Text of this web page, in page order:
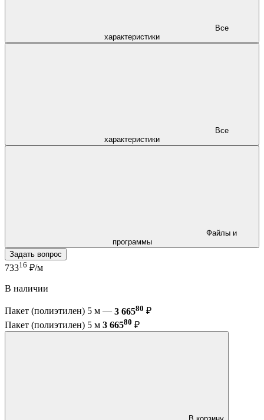
характеристики
характеристики
программы
Задать вопрос
73316 ₽/м
В наличии
Пакет (полиэтилен) 5 м — 3 66580 ₽
Пакет (полиэтилен) 5 м 3 66580 ₽